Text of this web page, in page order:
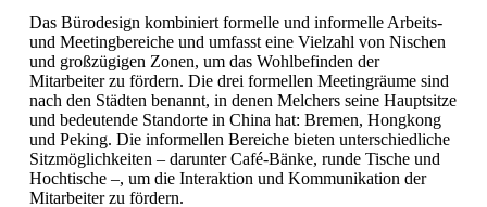
Das Bürodesign kombiniert formelle und informelle Arbeits-
und Meetingbereiche und umfasst eine Vielzahl von Nischen
und großzügigen Zonen, um das Wohlbefinden der
Mitarbeiter zu fördern. Die drei formellen Meetingräume sind
nach den Städten benannt, in denen Melchers seine Hauptsitze
und bedeutende Standorte in China hat: Bremen, Hongkong
und Peking. Die informellen Bereiche bieten unterschiedliche
Sitzmöglichkeiten – darunter Café-Bänke, runde Tische und
Hochtische –, um die Interaktion und Kommunikation der
Mitarbeiter zu fördern.